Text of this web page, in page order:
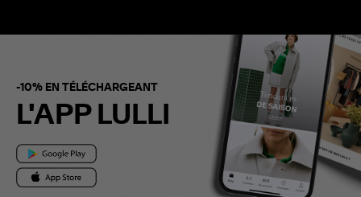
-10% EN TÉLÉCHARGEANT
L'APP LULLI